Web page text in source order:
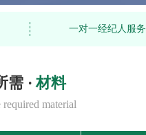
一对一经纪人服务
需 · 材料
required material